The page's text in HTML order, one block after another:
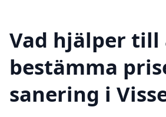
Vad hjälper
bestämma
sanering i